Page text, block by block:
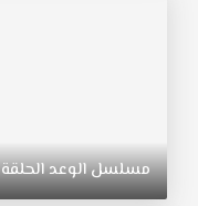
متواضعة
وشابة
وجميلة
مسلسلالوعدالحلقة